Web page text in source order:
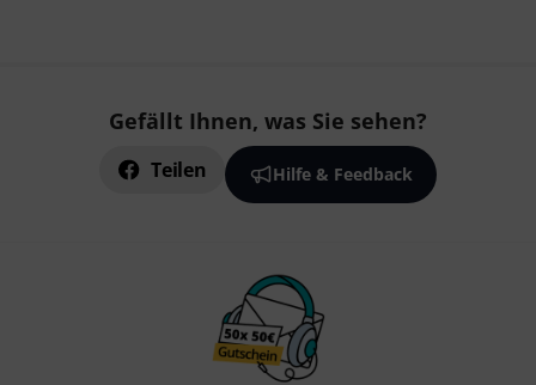
Gefällt Ihnen, was Sie sehen?
Teilen Hilfe & Feedback